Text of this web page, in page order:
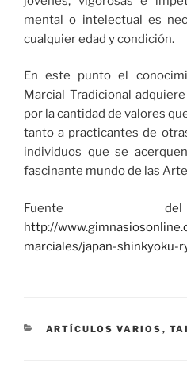
mental o intelectual es
cualquier edad y condición.
En este punto el
Marcial Tradicional
por la cantidad de valores
tanto a practicantes de
individuos que se
fascinante mundo de las
Fuente
http://
marciales/japan-shinkyoku-
CATEGORÍAS
ARTÍCULOS VARIOS ,